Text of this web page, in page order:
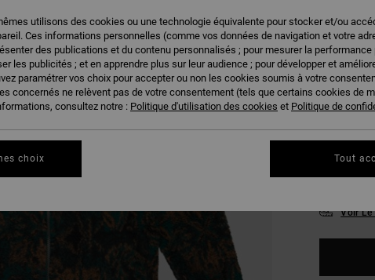
COULEUR
Voir Le
utilisons des cookies ou une technologie équivalente pour stocker et/ou
Ces informations personnelles (comme vos données de navigation et votre
des publications et du contenu personnalisés ; pour mesurer la
les publicités ; et en apprendre plus sur leur audience ; pour développer et
paramétrer vos choix pour accepter ou non les cookies soumis à votre
concernés ne relèvent pas de votre consentement (tels que certains cookies de
consultez notre : Politique d'utilisation des cookies et Politique de
choix Tout